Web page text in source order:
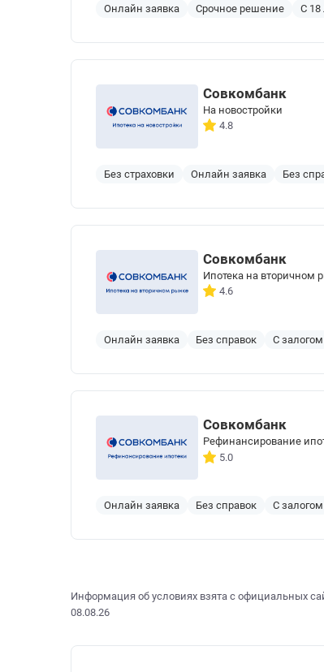
Онлайн заявка Срочное решение С 18
Совкомбанк
На новостройки
4.8
Без страховки Онлайн заявка Без
Совкомбанк
Ипотека на вторичном
4.6
Онлайн заявка Без справок С залогом
Совкомбанк
Рефинансирование
5.0
Онлайн заявка Без справок С залогом
Информация об условиях взята с официальных
08.08.26